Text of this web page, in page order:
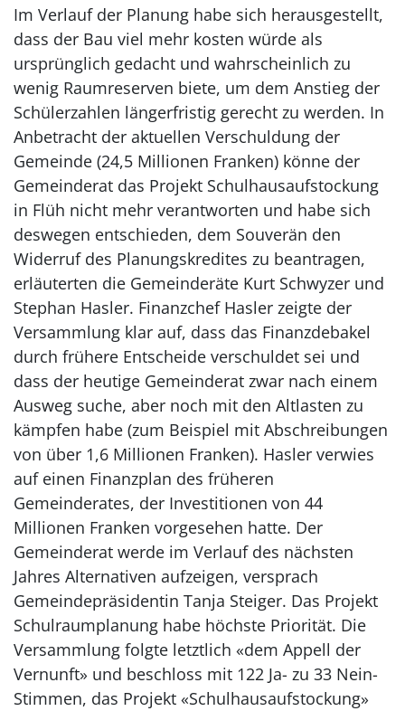
Im Verlauf der Planung habe sich herausgestellt,
dass der Bau viel mehr kosten würde als
ursprünglich gedacht und wahrscheinlich zu
wenig Raumreserven biete, um dem Anstieg der
Schülerzahlen längerfristig gerecht zu werden. In
Anbetracht der aktuellen Verschuldung der
Gemeinde (24,5 Millionen Franken) könne der
Gemeinderat das Projekt Schulhausaufstockung
in Flüh nicht mehr verantworten und habe sich
deswegen entschieden, dem Souverän den
Widerruf des Planungskredites zu beantragen,
erläuterten die Gemeinderäte Kurt Schwyzer und
Stephan Hasler. Finanzchef Hasler zeigte der
Versammlung klar auf, dass das Finanzdebakel
durch frühere Entscheide verschuldet sei und
dass der heutige Gemeinderat zwar nach einem
Ausweg suche, aber noch mit den Altlasten zu
kämpfen habe (zum Beispiel mit Abschreibungen
von über 1,6 Millionen Franken). Hasler verwies
auf einen Finanzplan des früheren
Gemeinderates, der Investitionen von 44
Millionen Franken vorgesehen hatte. Der
Gemeinderat werde im Verlauf des nächsten
Jahres Alternativen aufzeigen, versprach
Gemeindepräsidentin Tanja Steiger. Das Projekt
Schulraumplanung habe höchste Priorität. Die
Versammlung folgte letztlich «dem Appell der
Vernunft» und beschloss mit 122 Ja- zu 33 Nein-
Stimmen, das Projekt «Schulhausaufstockung»